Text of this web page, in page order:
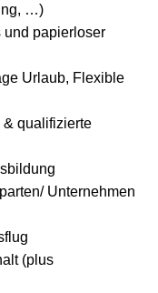
…)
und papierloser
Urlaub, Flexible
& qualifizierte
Unternehmen
(plus